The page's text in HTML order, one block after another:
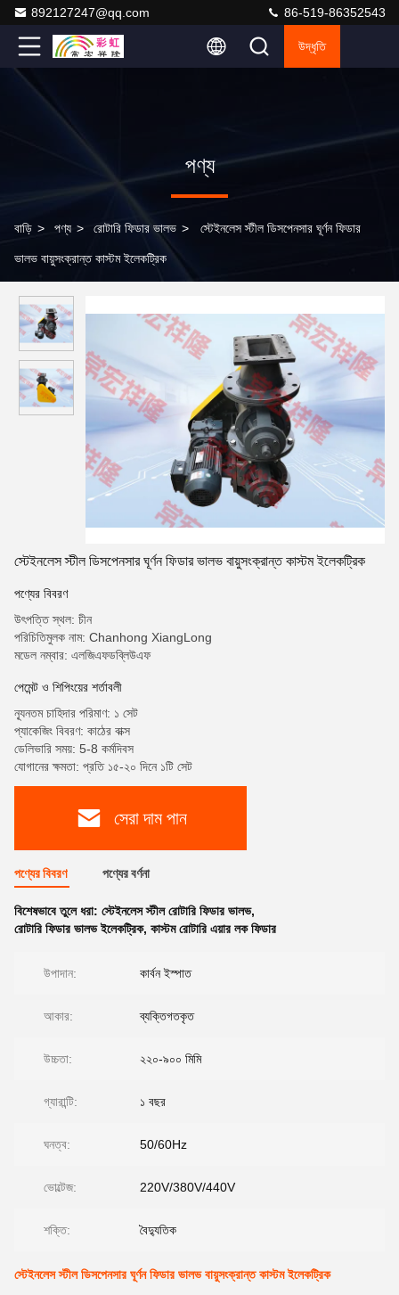
892127247@qq.com 86-519-86352543
উদ্ধৃতি
পণ্য
বাড়ি > পণ্য > রোটারি ফিডার ভালভ > স্টেইনলেস স্টীল ডিসপেনসার ঘূর্ণন ফিডার
ভালভ বায়ুসংক্রান্ত কাস্টম ইলেকট্রিক
স্টেইনলেস স্টীল ডিসপেনসার ঘূর্ণন ফিডার ভালভ বায়ুসংক্রান্ত কাস্টম ইলেকট্রিক
পণ্যের বিবরণ
উৎপত্তি স্থল: চীন
পরিচিতিমুলক নাম: Chanhong XiangLong
মডেল নম্বার: এলজিএফডব্লিউএফ
পেমেন্ট ও শিপিংয়ের শর্তাবলী
ন্যূনতম চাহিদার পরিমাণ: ১ সেট
প্যাকেজিং বিবরণ: কাঠের বাক্স
ডেলিভারি সময়: 5-8 কর্মদিবস
যোগানের ক্ষমতা: প্রতি ১৫-২০ দিনে ১টি সেট
সেরা দাম পান
পণ্যের বিবরণ পণ্যের বর্ণনা
বিশেষভাবে তুলে ধরা: স্টেইনলেস স্টীল রোটারি ফিডার ভালভ,
রোটারি ফিডার ভালভ ইলেকট্রিক, কাস্টম রোটারি এয়ার লক ফিডার
উপাদান: কার্বন ইস্পাত
আকার: ব্যক্তিগতকৃত
উচ্চতা: ২২০-৯০০ মিমি
গ্যারান্টি: ১ বছর
ঘনত্ব: 50/60Hz
ভোল্টেজ: 220V/380V/440V
শক্তি: বৈদ্যুতিক
স্টেইনলেস স্টীল ডিসপেনসার ঘূর্ণন ফিডার ভালভ বায়ুসংক্রান্ত কাস্টম ইলেকট্রিক